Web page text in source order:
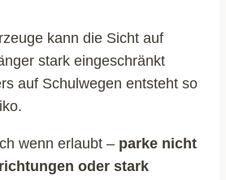
kann die Sicht auf
stark eingeschränkt
auf Schulwegen entsteht so
wenn erlaubt – parke nicht
oder stark